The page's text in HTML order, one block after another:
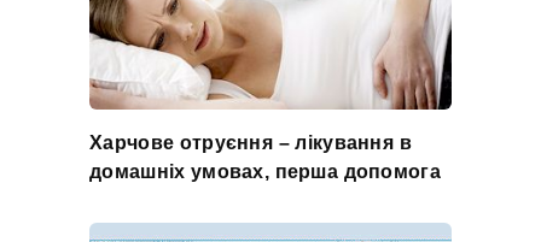
Харчове отруєння – лікування в
домашніх умовах, перша допомога